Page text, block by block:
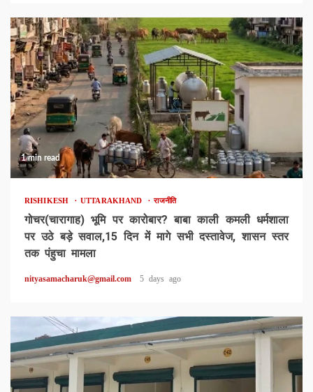
1 min read
RISHIKESH UTTARAKHAND राजनीति
गोचर(चारागाह) भूमि पर कारोबार? बाबा काली कमली धर्मशाला
पर उठे बड़े सवाल,15 दिन में मागे सभी दस्तावेज, शासन स्तर
तक पंहुचा मामला
nityasamacharuk@gmail.com 5 days ago